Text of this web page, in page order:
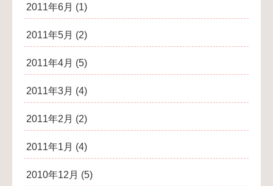
2011年6月 (1)
2011年5月 (2)
2011年4月 (5)
2011年3月 (4)
2011年2月 (2)
2011年1月 (4)
2010年12月 (5)